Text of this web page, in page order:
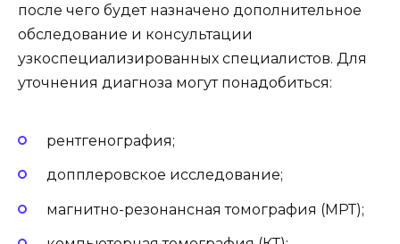
после чего будет назначено дополнительное
обследование и консультации
узкоспециализированных специалистов. Для
уточнения диагноза могут понадобиться:
рентгенография;
допплеровское исследование;
магнитно-резонансная томография (МРТ);